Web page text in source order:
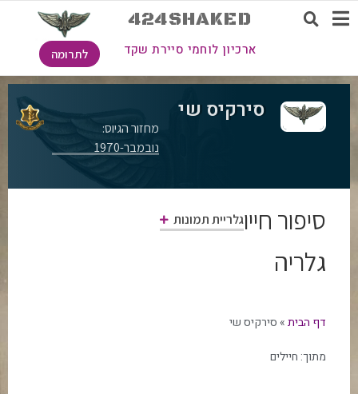
424SHAKED
ארכיון לוחמי סיירת שקד לתרומה
סירקיס שי
מחזור הגיוס:
נובמבר-1970
סיפור חייוגלריית תמונות
גלריה
דף הבית» סירקיס שי
מתוך: חיילים